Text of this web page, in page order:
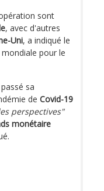
sont
, avec d'autres
Uni, a indiqué le
pour le
sa
de Covid-19
perspectives"
monétaire